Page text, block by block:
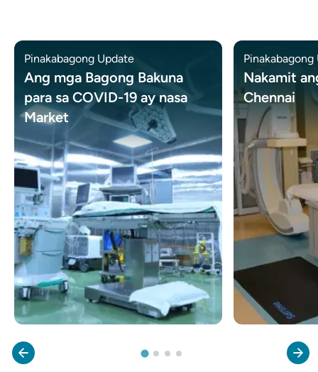
Pinakabagong Update
Ang mga Bagong Bakuna
para sa COVID-19 ay nasa
Market
Pinakabagong
Nakamit
Chennai